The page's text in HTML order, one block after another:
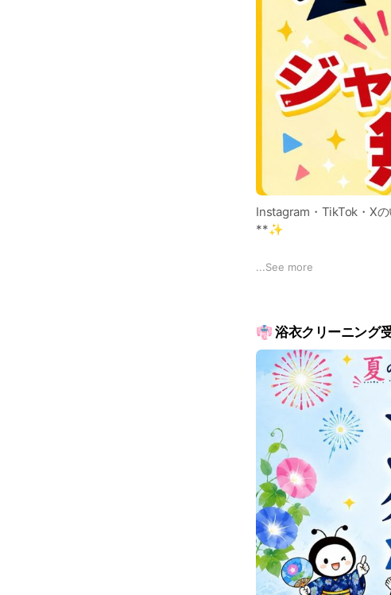
Instagram・TikTok・X
**✨
キャンペーンの詳細・
...See more
👘 浴衣クリーニング